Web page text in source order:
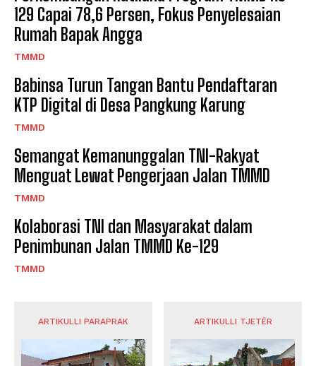
129 Capai 78,6 Persen, Fokus Penyelesaian
Rumah Bapak Angga
TMMD
Babinsa Turun Tangan Bantu Pendaftaran
KTP Digital di Desa Pangkung Karung
TMMD
Semangat Kemanunggalan TNI-Rakyat
Menguat Lewat Pengerjaan Jalan TMMD
TMMD
Kolaborasi TNI dan Masyarakat dalam
Penimbunan Jalan TMMD Ke-129
TMMD
ARTIKULLI PARAPRAK ARTIKULLI TJETËR